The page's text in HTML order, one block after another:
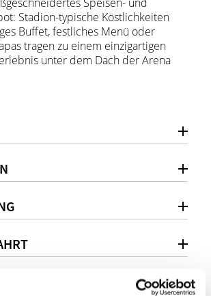
Stadion-typische Köstlichkeiten
Buffet, festliches Menü oder
tragen zu einem einzigartigen
unter dem Dach der Arena